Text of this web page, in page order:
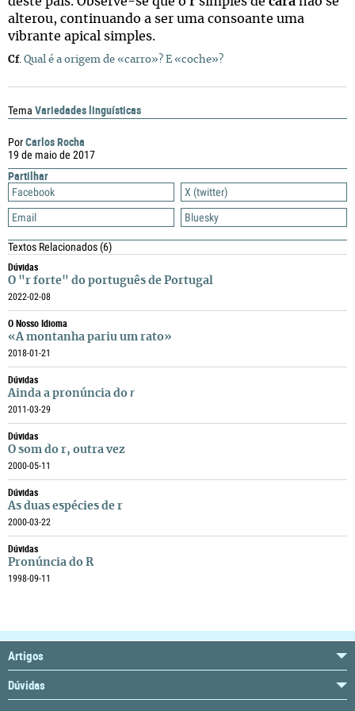
PorCarlos Rocha
19 de maio de 2017
Partilhar
Facebook
X (twitter)
Email
Bluesky
Textos Relacionados(6)
Dúvidas
O "r forte" do português de Portugal
2022-02-08
O Nosso Idioma
«A montanha pariu um rato»
2018-01-21
Dúvidas
Ainda a pronúncia do r
2011-03-29
Dúvidas
O som do r, outra vez
2000-05-11
Dúvidas
As duas espécies de r
2000-03-22
Dúvidas
Pronúncia do R
1998-09-11
alterou, continuando a ser uma consoante uma
vibrante apical simples.
Cf. Qual é a origem de «carro»? E «coche»?
Tema Variedades linguísticas
Artigos
Dúvidas